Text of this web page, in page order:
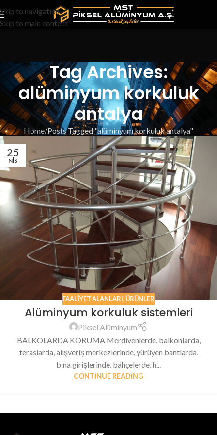
Skip to navigation
Skip to main content
Tag Archives:
alüminyum korkuluk
antalya
Home Posts Tagged "alüminyum korkuluk antalya"
25
NIS
FAALIYET ALANLARI, ÜRÜNLER
Alüminyum korkuluk sistemleri
Piksel Alüminyum
BALKOLARDA KORUMA Merdivenlerde, balkonlarda,
teraslarda, alışveriş merkezlerinde, yürüyen bantlarda,
bina girişlerinde, bahçelerde, h...
CONTINUE READING